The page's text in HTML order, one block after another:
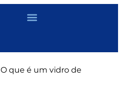
O que é um vidro de